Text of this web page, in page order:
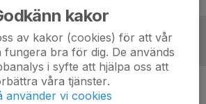
Inget referat skrivet
kakor
av kakor (cookies) för att vår
fungera bra för dig. De används
i syfte att hjälpa oss att
våra tjänster.
använder vi cookies